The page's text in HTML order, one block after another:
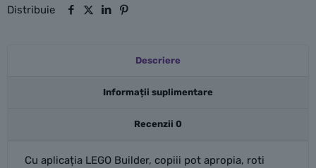
și
Distribuie
Descriere
Informații suplimentare
Recenzii 0
Cu aplicația LEGO Builder, copiii pot apropia, roti